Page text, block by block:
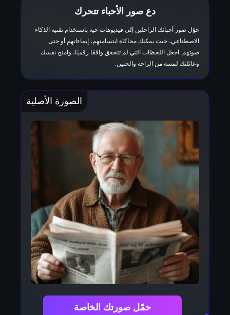
حمّل صورتك الخاصة
الصورة الأصلية
دع صور الأحباء تتحرك
حوّل صور أحبائك الراحلين إلى فيديوهات حية باستخدام تقنية الذكاء
الاصطناعي، حيث يمكنك محاكاة ابتسامتهم، إيماءاتهم أو حتى
صوتهم. اجعل اللحظات التي لم تتحقق واقعًا رقميًا، وامنح نفسك
وعائلتك لمسة من الراحة والحنين.